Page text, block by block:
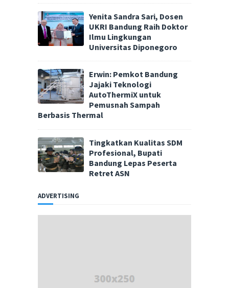
Yenita Sandra Sari, Dosen
UKRI Bandung Raih Doktor
Ilmu Lingkungan
Universitas Diponegoro
Erwin: Pemkot Bandung
Jajaki Teknologi
AutoThermiX untuk
Pemusnah Sampah
Berbasis Thermal
Tingkatkan Kualitas SDM
Profesional, Bupati
Bandung Lepas Peserta
Retret ASN
ADVERTISING